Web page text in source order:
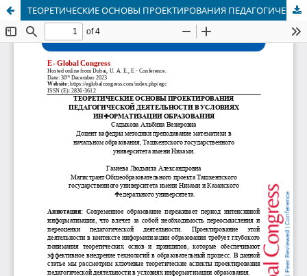
ТЕОРЕТИЧЕСКИЕ ОСНОВЫ ПРОЕКТИРОВАНИЯ ПЕДАГОГИЧЕСКОЙ ДЕЯТЕЛЬНОСТИ В УСЛОВИЯХ ИНФОРМАТИЗАЦИИ ОБРАЗОВАНИЯ